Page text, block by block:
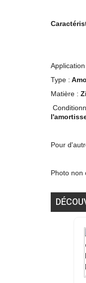
Application
Type :
Matière :
Pour
Photo non